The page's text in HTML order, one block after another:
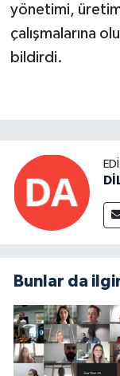
yönetimi,
çalışmalarına
bildirdi.
Bunlar da